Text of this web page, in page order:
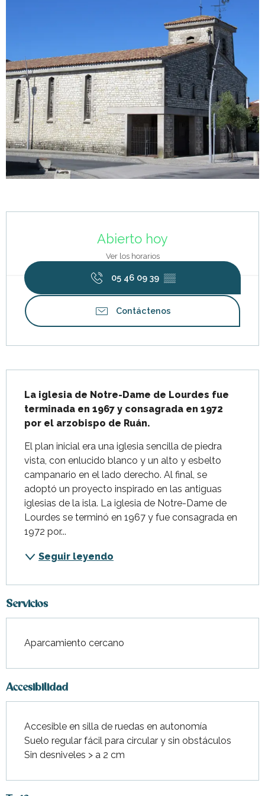
Abierto hoy
Ver los horarios
05 46 09 39 ▒▒
Contáctenos
La iglesia de Notre-Dame de Lourdes fue
terminada en 1967 y consagrada en 1972
por el arzobispo de Ruán.
El plan inicial era una iglesia sencilla de piedra
vista, con enlucido blanco y un alto y esbelto
campanario en el lado derecho. Al final, se
adoptó un proyecto inspirado en las antiguas
iglesias de la isla. La iglesia de Notre-Dame de
Lourdes se terminó en 1967 y fue consagrada en
1972 por...
Seguir leyendo
Servicios
Aparcamiento cercano
Accesibilidad
Accesible en silla de ruedas en autonomía
Suelo regular fácil para circular y sin obstáculos
Sin desniveles > a 2 cm